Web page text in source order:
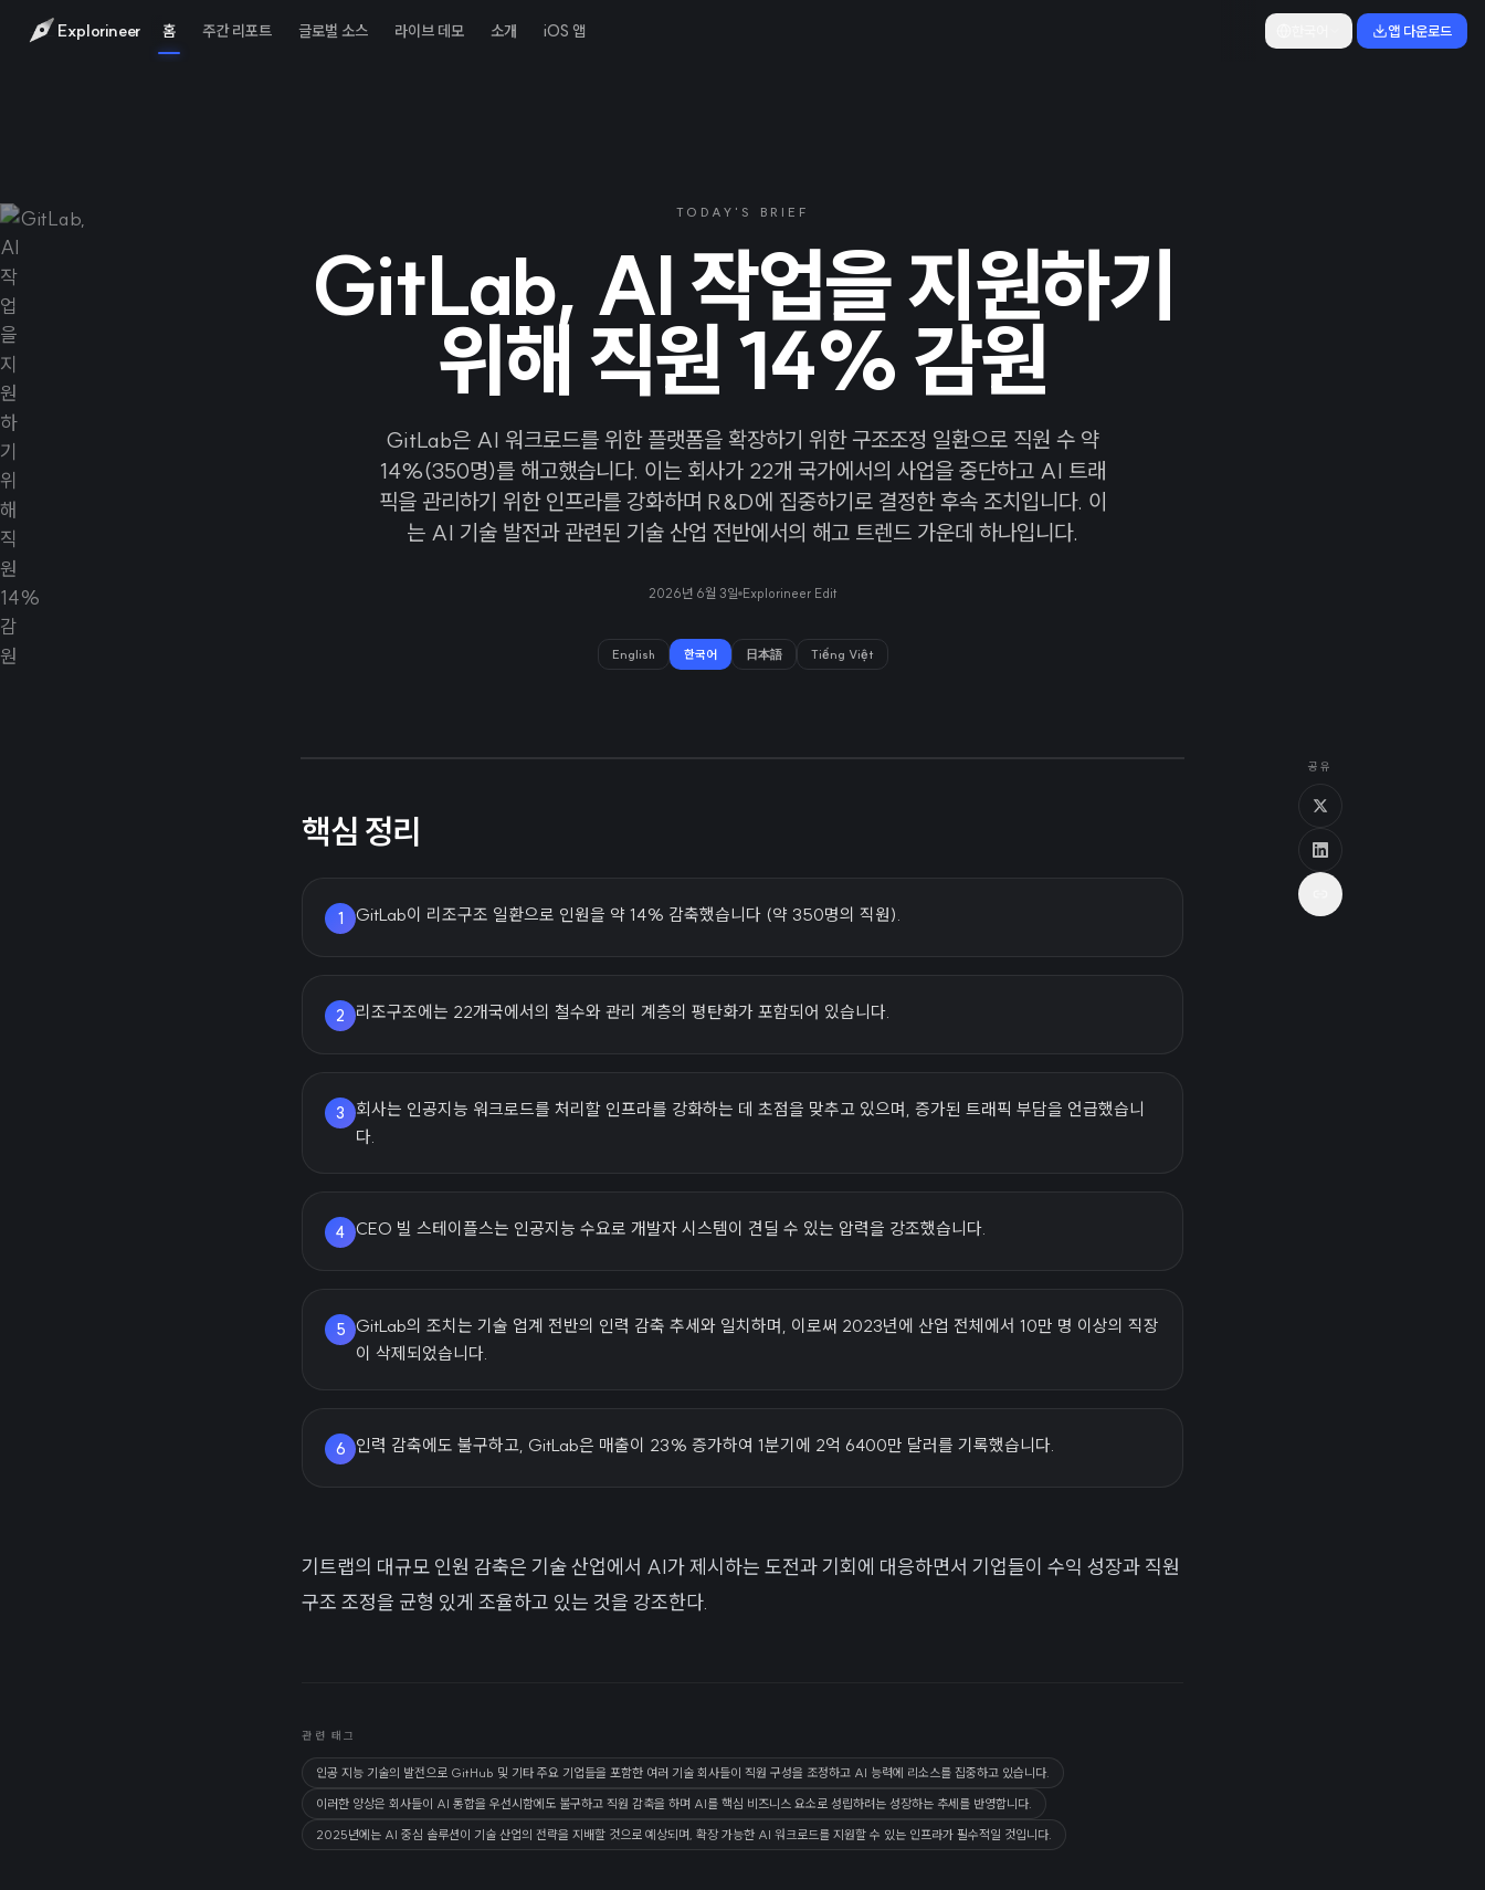
Explorineer 홈 주간 리포트 글로벌 소스 라이브 데모 소개 iOS 앱 앱 다운로드
TODAY'S BRIEF
GitLab, AI 작업을 지원하기
위해 직원 14% 감원
GitLab은 AI 워크로드를 위한 플랫폼을 확장하기 위한 구조조정 일환으로 직원 수 약
14%(350명)를 해고했습니다. 이는 회사가 22개 국가에서의 사업을 중단하고 AI 트래
픽을 관리하기 위한 인프라를 강화하며 R&D에 집중하기로 결정한 후속 조치입니다. 이
는 AI 기술 발전과 관련된 기술 산업 전반에서의 해고 트렌드 가운데 하나입니다.
2026년 6월 3일 Explorineer Edit
English 한국어 日本語 Tiếng Việt
핵심 정리
1 GitLab이 리조구조 일환으로 인원을 약 14% 감축했습니다 (약 350명의 직원).
2 리조구조에는 22개국에서의 철수와 관리 계층의 평탄화가 포함되어 있습니다.
3
회사는 인공지능 워크로드를 처리할 인프라를 강화하는 데 초점을 맞추고 있으며, 증가된 트래픽 부담을 언급했습니
다.
4 CEO 빌 스테이플스는 인공지능 수요로 개발자 시스템이 견딜 수 있는 압력을 강조했습니다.
5
GitLab의 조치는 기술 업계 전반의 인력 감축 추세와 일치하며, 이로써 2023년에 산업 전체에서 10만 명 이상의 직장
이 삭제되었습니다.
6 인력 감축에도 불구하고, GitLab은 매출이 23% 증가하여 1분기에 2억 6400만 달러를 기록했습니다.
기트랩의 대규모 인원 감축은 기술 산업에서 AI가 제시하는 도전과 기회에 대응하면서 기업들이 수익 성장과 직원
구조 조정을 균형 있게 조율하고 있는 것을 강조한다.
관련 태그
인공 지능 기술의 발전으로 GitHub 및 기타 주요 기업들을 포함한 여러 기술 회사들이 직원 구성을 조정하고 AI 능력에 리소스를 집중하고 있습니다.
이러한 양상은 회사들이 AI 통합을 우선시함에도 불구하고 직원 감축을 하며 AI를 핵심 비즈니스 요소로 성립하려는 성장하는 추세를 반영합니다.
2025년에는 AI 중심 솔루션이 기술 산업의 전략을 지배할 것으로 예상되며, 확장 가능한 AI 워크로드를 지원할 수 있는 인프라가 필수적일 것입니다.
공유